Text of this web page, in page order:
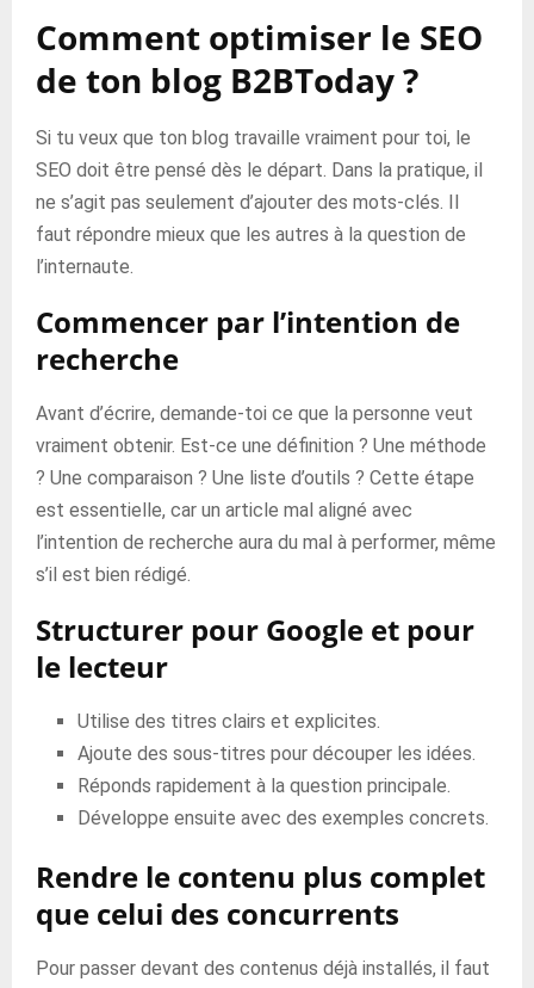
Comment optimiser le SEO
de ton blog B2BToday ?
Si tu veux que ton blog travaille vraiment pour toi, le
SEO doit être pensé dès le départ. Dans la pratique, il
ne s’agit pas seulement d’ajouter des mots-clés. Il
faut répondre mieux que les autres à la question de
l’internaute.
Commencer par l’intention de
recherche
Avant d’écrire, demande-toi ce que la personne veut
vraiment obtenir. Est-ce une définition ? Une méthode
? Une comparaison ? Une liste d’outils ? Cette étape
est essentielle, car un article mal aligné avec
l’intention de recherche aura du mal à performer, même
s’il est bien rédigé.
Structurer pour Google et pour
le lecteur
Utilise des titres clairs et explicites.
Ajoute des sous-titres pour découper les idées.
Réponds rapidement à la question principale.
Développe ensuite avec des exemples concrets.
Rendre le contenu plus complet
que celui des concurrents
Pour passer devant des contenus déjà installés, il faut